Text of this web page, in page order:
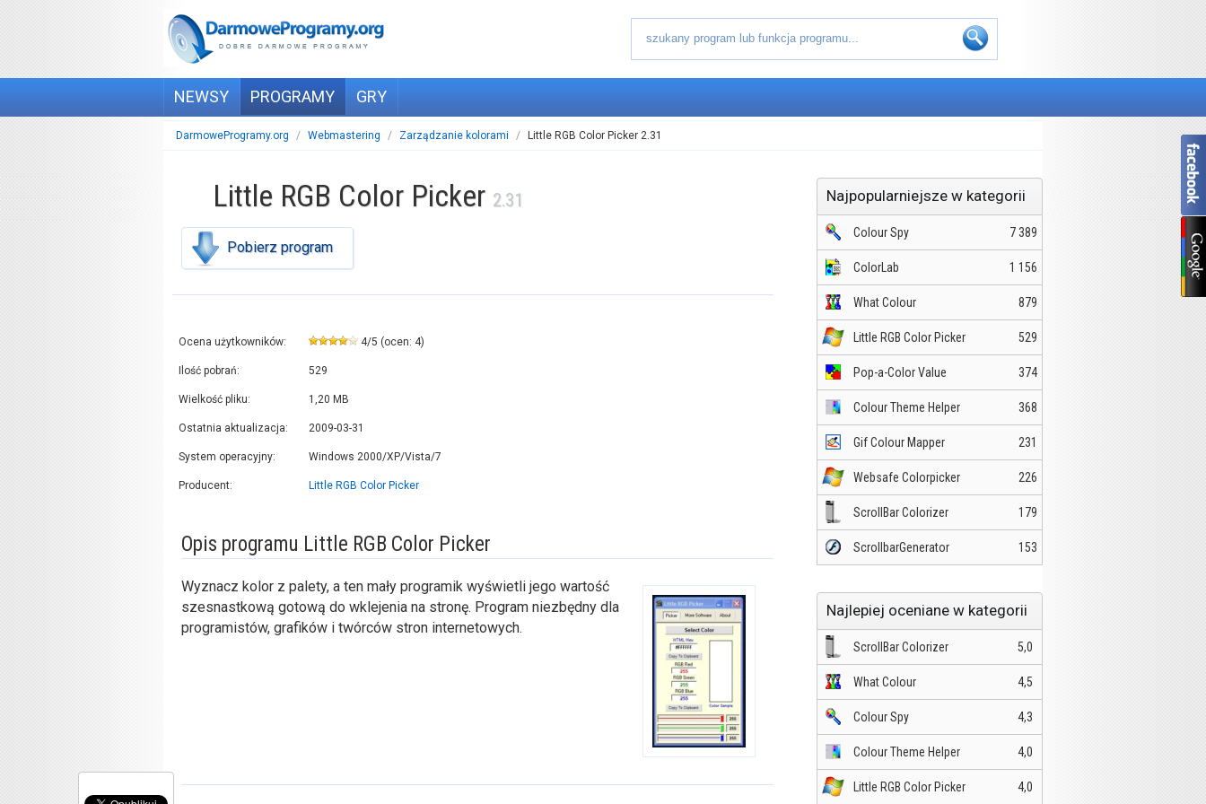
NEWSY PROGRAMY GRY
DarmoweProgramy.org / Webmastering / Zarządzanie kolorami / Little RGB Color Picker 2.31
Little RGB Color Picker 2.31
Pobierz program
Ocena użytkowników: 4/5 (ocen: 4)
Ilość pobrań: 529
Wielkość pliku: 1,20 MB
Ostatnia aktualizacja: 2009-03-31
System operacyjny: Windows 2000/XP/Vista/7
Producent: Little RGB Color Picker
Opis programu Little RGB Color Picker
Wyznacz kolor z palety, a ten mały programik wyświetli jego wartość
szesnastkową gotową do wklejenia na stronę. Program niezbędny dla
programistów, grafików i twórców stron internetowych.
Najpopularniejsze w kategorii
Colour Spy 7 389
ColorLab 1 156
What Colour 879
Little RGB Color Picker 529
Pop-a-Color Value 374
Colour Theme Helper 368
Gif Colour Mapper 231
Websafe Colorpicker 226
ScrollBar Colorizer 179
ScrollbarGenerator 153
Najlepiej oceniane w kategorii
ScrollBar Colorizer 5,0
What Colour 4,5
Colour Spy 4,3
Colour Theme Helper 4,0
Little RGB Color Picker 4,0